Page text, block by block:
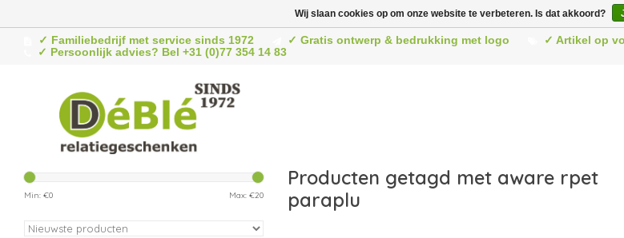
✓ Familiebedrijf met service sinds 1972 ✓ Gratis ontwerp & bedrukking met logo
✓ Artikel op
✓ Persoonlijk advies? Bel +31 (0)77 354 14 83
Min: €0 Max: €20
Producten getagd met aware rpet
paraplu
Wij slaan cookies op om onze website te verbeteren. Is dat akkoord?